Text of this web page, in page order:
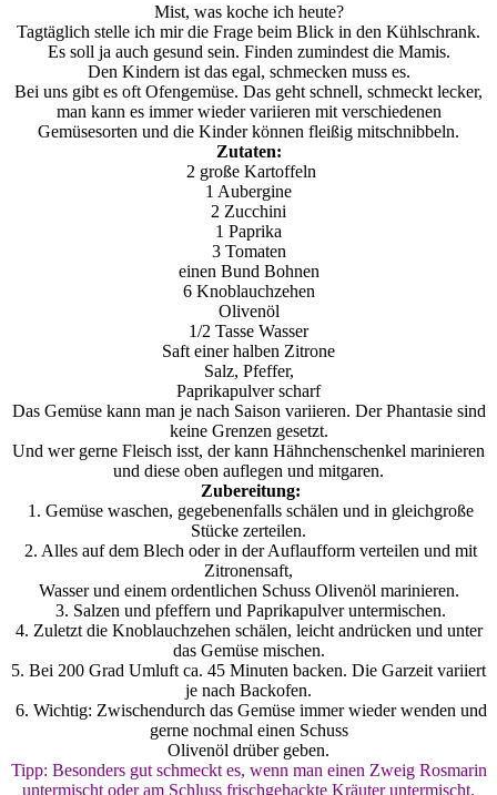
Mist, was koche ich heute?
Tagtäglich stelle ich mir die Frage beim Blick in den Kühlschrank.
Es soll ja auch gesund sein. Finden zumindest die Mamis.
Den Kindern ist das egal, schmecken muss es.
Bei uns gibt es oft Ofengemüse. Das geht schnell, schmeckt lecker,
man kann es immer wieder variieren mit verschiedenen
Gemüsesorten und die Kinder können fleißig mitschnibbeln.
Zutaten:
2 große Kartoffeln
1 Aubergine
2 Zucchini
1 Paprika
3 Tomaten
einen Bund Bohnen
6 Knoblauchzehen
Olivenöl
1/2 Tasse Wasser
Saft einer halben Zitrone
Salz, Pfeffer,
Paprikapulver scharf
Das Gemüse kann man je nach Saison variieren. Der Phantasie sind
keine Grenzen gesetzt.
Und wer gerne Fleisch isst, der kann Hähnchenschenkel marinieren
und diese oben auflegen und mitgaren.
Zubereitung:
1. Gemüse waschen, gegebenenfalls schälen und in gleichgroße
Stücke zerteilen.
2. Alles auf dem Blech oder in der Auflaufform verteilen und mit
Zitronensaft,
Wasser und einem ordentlichen Schuss Olivenöl marinieren.
3. Salzen und pfeffern und Paprikapulver untermischen.
4. Zuletzt die Knoblauchzehen schälen, leicht andrücken und unter
das Gemüse mischen.
5. Bei 200 Grad Umluft ca. 45 Minuten backen. Die Garzeit variiert
je nach Backofen.
6. Wichtig: Zwischendurch das Gemüse immer wieder wenden und
gerne nochmal einen Schuss
Olivenöl drüber geben.
Tipp: Besonders gut schmeckt es, wenn man einen Zweig Rosmarin
untermischt oder am Schluss frischgehackte Kräuter untermischt.